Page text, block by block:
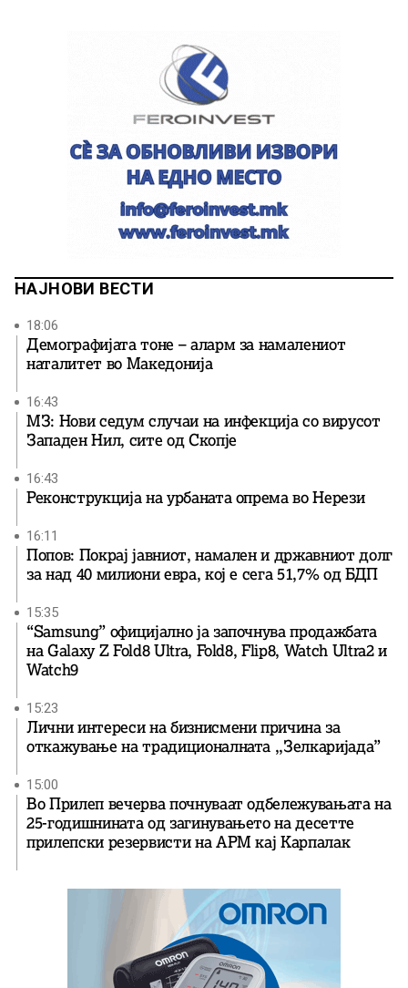
НАЈНОВИ ВЕСТИ
18:06
Демографијата тоне – аларм за намалениот
наталитет во Македонија
16:43
МЗ: Нови седум случаи на инфекција со вирусот
Западен Нил, сите од Скопје
16:43
Реконструкција на урбаната опрема во Нерези
16:11
Попов: Покрај јавниот, намален и државниот долг
за над 40 милиони евра, кој e сега 51,7% од БДП
15:35
“Samsung” официјално ја започнува продажбата
на Galaxy Z Fold8 Ultra, Fold8, Flip8, Watch Ultra2 и
Watch9
15:23
Лични интереси на бизнисмени причина за
откажување на традиционалната ,,Зелкаријада”
15:00
Во Прилеп вечерва почнуваат одбележувањата на
25-годишнината од загинувањето на десетте
прилепски резервисти на АРМ кај Карпалак